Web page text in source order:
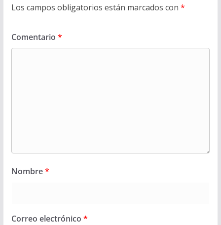
Los campos obligatorios están marcados con *
Comentario *
Nombre*
Correo electrónico *